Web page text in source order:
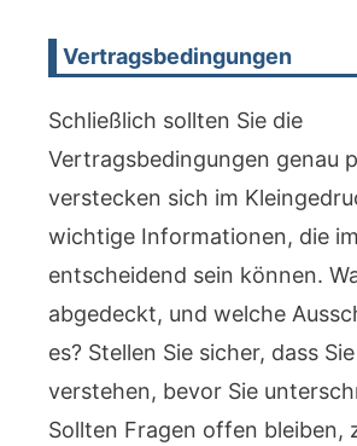
Vertragsbedingungen
Schließlich sollten Sie die
Vertragsbedingungen genau
verstecken sich im
wichtige Informationen, die
entscheidend sein können.
abgedeckt, und welche
es? Stellen Sie sicher, dass
verstehen, bevor Sie
Sollten Fragen offen bleiben,